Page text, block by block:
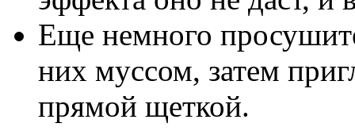
Еще немного
них муссом, затем
прямой щеткой.